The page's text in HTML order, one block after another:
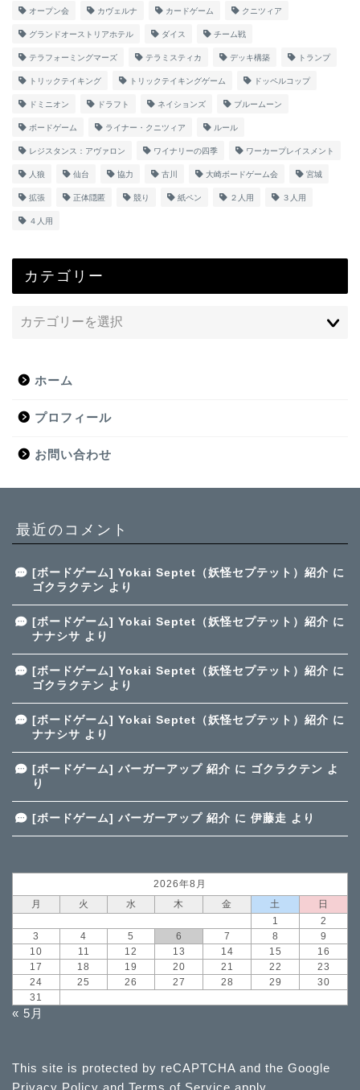
オープン会 カヴェルナ カードゲーム クニツィア
グランドオーストリアホテル ダイス チーム戦
テラフォーミングマーズ テラミスティカ デッキ構築 トランプ
トリックテイキング トリックテイキングゲーム ドッペルコップ
ドミニオン ドラフト ネイションズ ブルームーン
ボードゲーム ライナー・クニツィア ルール
レジスタンス：アヴァロン ワイナリーの四季 ワーカープレイスメント
人狼 仙台 協力 古川 大崎ボードゲーム会 宮城
拡張 正体隠匿 競り 紙ペン ２人用 ３人用
４人用
カテゴリー
ホーム
プロフィール
お問い合わせ
最近のコメント
[ボードゲーム] Yokai Septet（妖怪セプテット）紹介 に
ゴクラクテン より
[ボードゲーム] Yokai Septet（妖怪セプテット）紹介 に
ナナシサ より
[ボードゲーム] Yokai Septet（妖怪セプテット）紹介 に
ゴクラクテン より
[ボードゲーム] Yokai Septet（妖怪セプテット）紹介 に
ナナシサ より
[ボードゲーム] バーガーアップ 紹介 に ゴクラクテン よ
り
[ボードゲーム] バーガーアップ 紹介 に 伊藤走 より
2026年8月
月
火 水 木 金 土
日
1
2
3
4 5 6 7 8
9
10
11 12 13 14 15
16
17
18 19 20 21 22
23
24
25 26 27 28 29
30
31
« 5月
This site is protected by reCAPTCHA and the Google